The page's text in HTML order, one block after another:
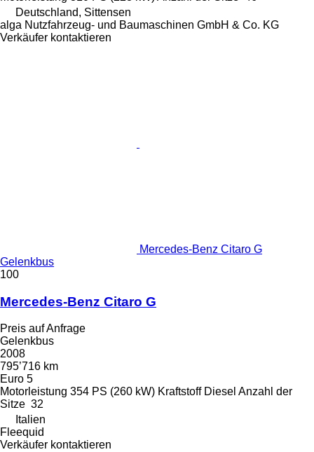
Deutschland, Sittensen
alga Nutzfahrzeug- und Baumaschinen GmbH & Co. KG
Verkäufer kontaktieren
Mercedes-Benz Citaro G
Gelenkbus
100
Mercedes-Benz Citaro G
Preis auf Anfrage
Gelenkbus
2008
795’716 km
Euro 5
Motorleistung 354 PS (260 kW) Kraftstoff Diesel Anzahl der
Sitze 32
Italien
Fleequid
Verkäufer kontaktieren